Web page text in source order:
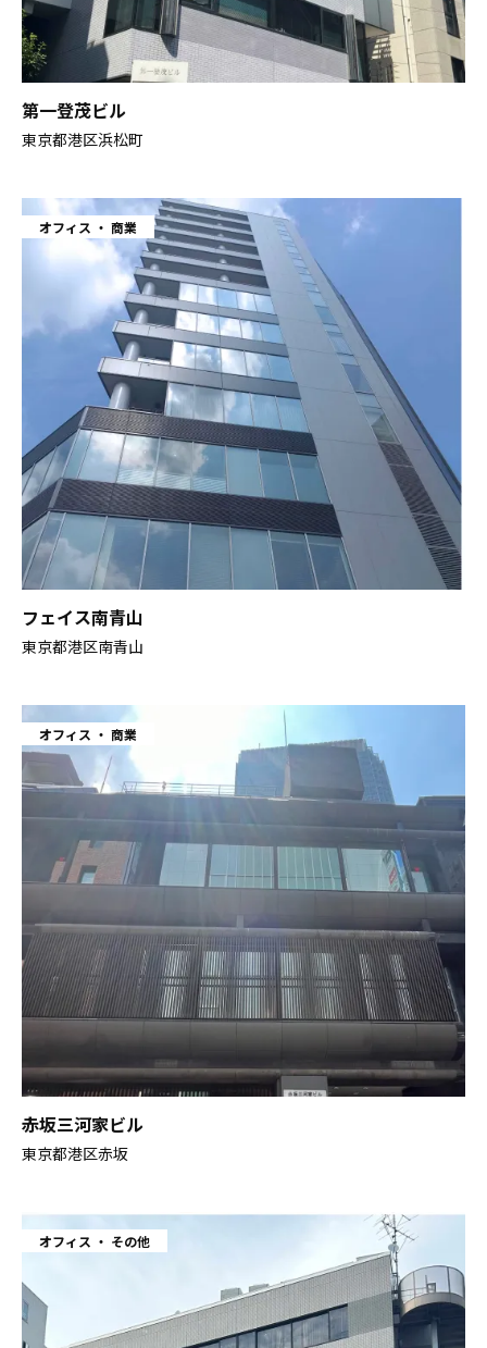
第一登茂ビル
東京都港区浜松町
オフィス 商業
フェイス南青山
東京都港区南青山
オフィス 商業
赤坂三河家ビル
東京都港区赤坂
オフィス その他